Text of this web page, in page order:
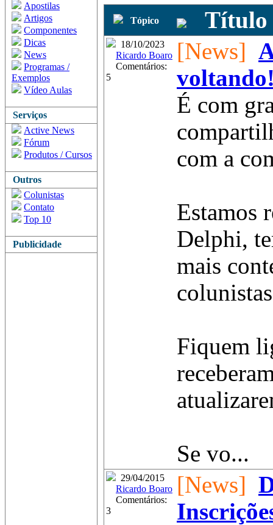
Apostilas
Artigos
Componentes
Dicas
News
Programas /
Exemplos
Vídeo Aulas
Serviços
Active News
Fórum
Produtos / Cursos
Outros
Colunistas
Contato
Top 10
Publicidade
Tópico Título
18/10/2023
Ricardo Boaro
Comentários:
5
[News]
É com
com a
Estamos
Delphi,
mais
Fiquem
Se vo...
29/04/2015
Ricardo Boaro
Comentários:
3
[News]